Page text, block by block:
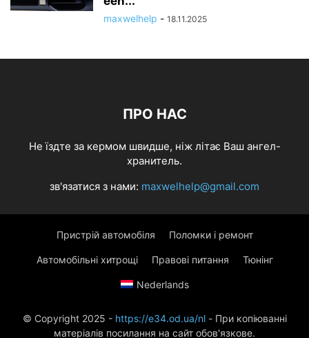
maxwelhelp - 18.11.2025
ПРО НАС
Не їздте за кермом швидше, ніж літає Ваш ангел-
хранитель.
зв'язатися з нами: maxwelhelp@gmail.com
Пристрій автомобіля Поломки і ремонт
Автомобільні хитрощі Правові питання Тюнінг
Nederlands
© Copyright 2025 - https://e34.od.ua/nl- При копіюванні
матеріалів посилання на сайт обов'язкове.